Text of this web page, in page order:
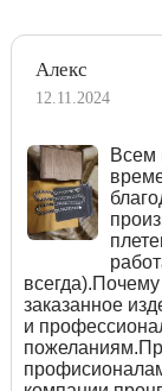
Алекс
12.11.2024
Всем
заказанное
и